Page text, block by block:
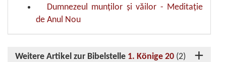
Dumnezeul munților și văilor - Meditație
de Anul Nou
Weitere Artikel zur Bibelstelle 1. Könige 20 (2)